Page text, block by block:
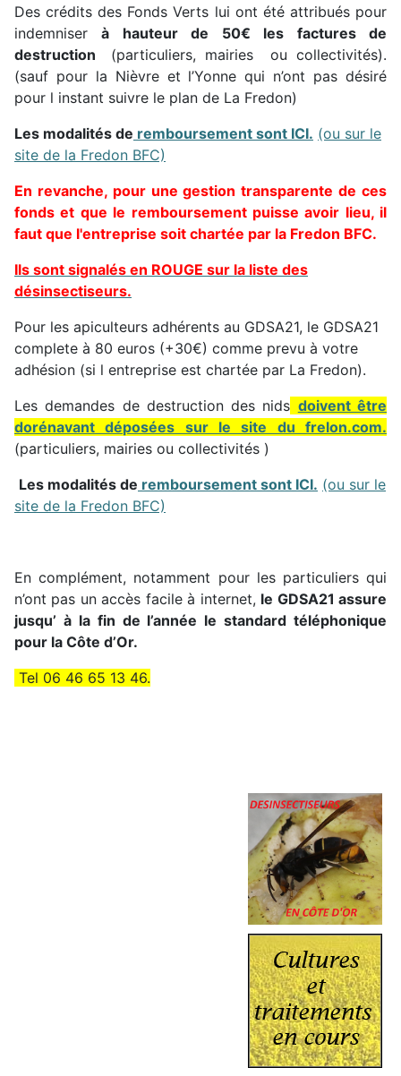
Des crédits des Fonds Verts lui ont été attribués pour
indemniserà hauteur de 50€ les factures de
destruction (particuliers, mairies ou collectivités).
(sauf pour la Nièvre et l’Yonne qui n’ont pas désiré
pour l instant suivre le plan de La Fredon)
Les modalités de remboursement sont ICI. (ou sur le
site de la Fredon BFC)
En revanche, pour une gestion transparente de ces
fonds et que le remboursement puisse avoir lieu, il
faut que l'entreprise soit chartée par la Fredon BFC.
Ils sont signalés en ROUGE sur la liste des
désinsectiseurs.
Pour les apiculteurs adhérents au GDSA21, le GDSA21
complete à 80 euros (+30€) comme prevu à votre
adhésion (si l entreprise est chartée par La Fredon).
Les demandes de destruction des nids doivent être
dorénavant déposées sur le site du frelon.com.
(particuliers, mairies ou collectivités )
Les modalités de remboursement sont ICI. (ou sur le
site de la Fredon BFC)
En complément, notamment pour les particuliers qui
n’ont pas un accès facile à internet, le GDSA21 assure
jusqu’ à la fin de l’année le standard téléphonique
pour la Côte d’Or.
Tel 06 46 65 13 46.